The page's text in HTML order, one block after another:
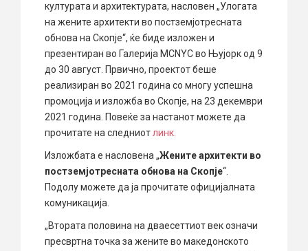
културата и архитектурата, насловен „Улогата
на жените архитекти во постземјотресната
обнова на Скопје“, ќе биде изложен и
презентиран во Галерија MCNYC во Њујорк од 9
до 30 август. Првично, проектот беше
реализиран во 2021 година со многу успешна
промоција и изложба во Скопје, на 23 декември
2021 година. Повеќе за настанот можете да
прочитате на следниот линк.
Изложбата е насловена „Жените архитекти во
постземјотресната обнова на Скопје“.
Подолу можете да ја прочитате официјалната
комуникација.
„Втората половина на дваесеттиот век означи
пресвртна точка за жените во македонското